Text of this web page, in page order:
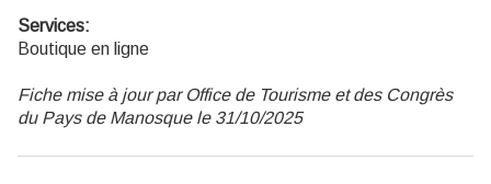
Services:
Boutique en ligne
Fiche mise à jour par Office de Tourisme et des Congrès
du Pays de Manosque le 31/10/2025